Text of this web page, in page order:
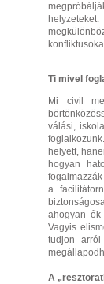
Ti mivel
Mi civil
válási,
helyett,
hogyan
a
ahogyan ők
Vagyis
tudjon
A